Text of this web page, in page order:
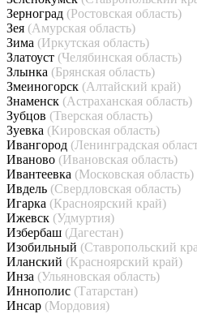
Зерноград (Ростовская область)
Зея (Амурская область)
Зима (Иркутская область)
Златоуст (Челябинская область)
Злынка (Брянская область)
Змеиногорск (Алтайский край)
Знаменск (Астраханская область)
Зубцов (Тверская область)
Зуевка (Кировская область)
Ивангород (Ленинградская
Иваново (Ивановская область)
Ивантеевка (Московская область)
Ивдель (Свердловская область)
Игарка (Красноярский край)
Ижевск (Удмуртия)
Избербаш (Дагестан)
Изобильный (Ставропольский
Иланский (Красноярский край)
Инза (Ульяновская область)
Иннополис (Татарстан)
Инсар (Мордовия)